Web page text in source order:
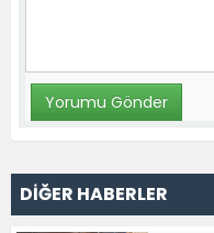
DİĞER HABERLER